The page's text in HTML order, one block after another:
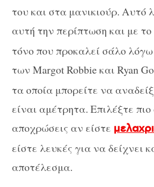
του και στα μανικιούρ. Αυτό
αυτή την περίπτωση και με το
τόνο που προκαλεί σάλο λόγω
των Margot Robbie και Ryan
τα οποία μπορείτε να
είναι αμέτρητα. Eπιλέξτε πιο
αποχρώσεις αν είστε
είστε λευκές για να δείχνει
αποτέλεσμα.